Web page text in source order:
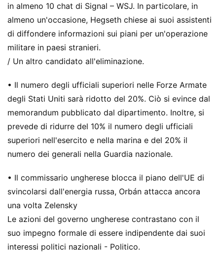
in almeno 10 chat di Signal – WSJ. In particolare, in
almeno un'occasione, Hegseth chiese ai suoi assistenti
di diffondere informazioni sui piani per un'operazione
militare in paesi stranieri.
/ Un altro candidato all'eliminazione.
• Il numero degli ufficiali superiori nelle Forze Armate
degli Stati Uniti sarà ridotto del 20%. Ciò si evince dal
memorandum pubblicato dal dipartimento. Inoltre, si
prevede di ridurre del 10% il numero degli ufficiali
superiori nell'esercito e nella marina e del 20% il
numero dei generali nella Guardia nazionale.
• Il commissario ungherese blocca il piano dell'UE di
svincolarsi dall'energia russa, Orbán attacca ancora
una volta Zelensky
Le azioni del governo ungherese contrastano con il
suo impegno formale di essere indipendente dai suoi
interessi politici nazionali - Politico.